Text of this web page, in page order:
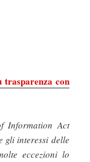
con
Information Act
interessi delle
eccezioni lo